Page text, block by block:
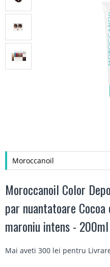
Moroccanoil
Moroccanoil Color
par nuantatoare
maroniu intens - 200ml
Mai aveti 300 lei pentru